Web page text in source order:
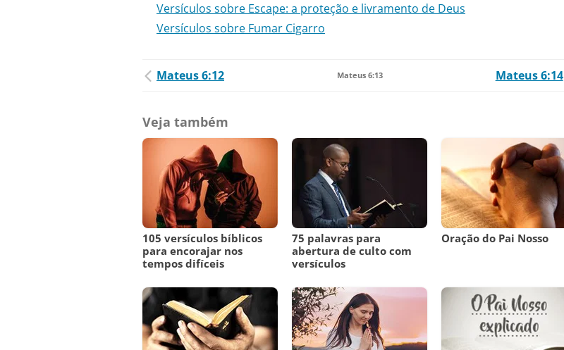
Versículos sobre Escape: a proteção e livramento de Deus
Versículos sobre Fumar Cigarro
Mateus 6:12 Mateus 6:13 Mateus 6:14
Veja também
105 versículos bíblicos
para encorajar nos
tempos difíceis
75 palavras para
abertura de culto com
versículos
Oração do Pai Nosso